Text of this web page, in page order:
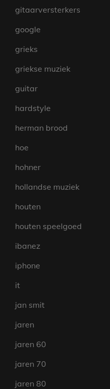
gitaarversterkers
google
grieks
griekse muziek
guitar
hardstyle
herman brood
hoe
hohner
hollandse muziek
houten
houten speelgoed
ibanez
iphone
it
jan smit
jaren
jaren 60
jaren 70
jaren 80